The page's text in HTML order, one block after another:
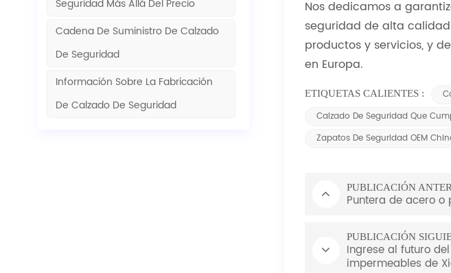
Seguridad Más Allá Del Precio
Cadena De Suministro De Calzado
De Seguridad
Información Sobre La Fabricación
De Calzado De Seguridad
Nos dedicamos a
seguridad de alta
productos y servicios, y
en Europa.
ETIQUETAS CALIENTES :
Calzado De Seguridad Que
Zapatos De Seguridad OEM
PUBLICACIÓN
Puntera de acero
PUBLICACIÓN
Ingrese al futuro
impermeables de